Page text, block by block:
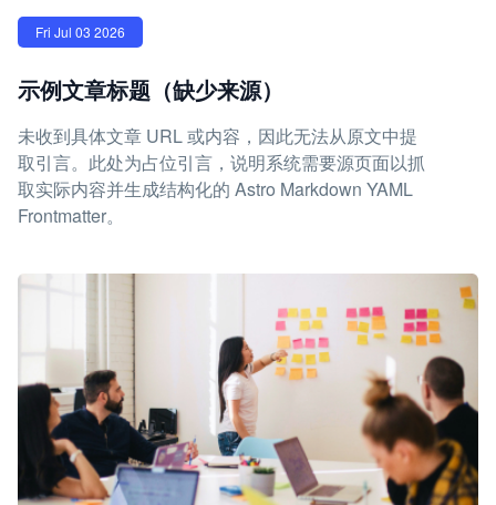
Fri Jul 03 2026
示例文章标题（缺少来源）
未收到具体文章 URL 或内容，因此无法从原文中提
取引言。此处为占位引言，说明系统需要源页面以抓
取实际内容并生成结构化的 Astro Markdown YAML
Frontmatter。